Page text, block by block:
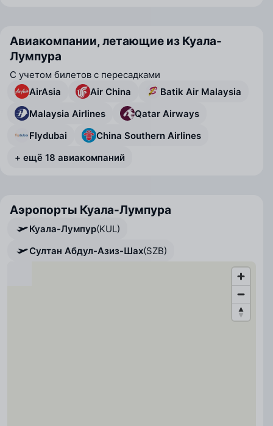
Авиакомпании, летающие из Куала-
Лумпура
С учетом билетов с пересадками
AirAsia
Air China
Batik Air Malaysia
Malaysia Airlines
Qatar Airways
Flydubai
China Southern Airlines
+ ещё 18 авиакомпаний
Аэропорты Куала-Лумпура
Куала-Лумпур(KUL)
Султан Абдул-Азиз-Шах(SZB)